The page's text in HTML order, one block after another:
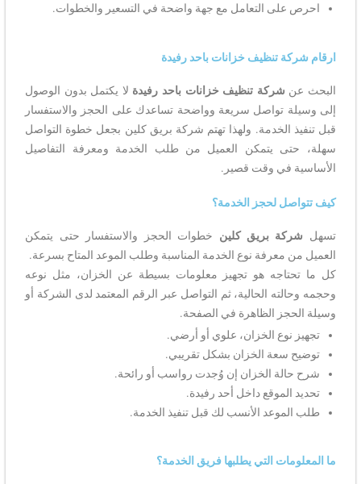
احرص على التعامل مع جهة واضحة في التسعير والخطوات.
ارقام شركة تنظيف خزانات باحد رفيدة
البحث عن شركة تنظيف خزانات باحد رفيدة لا يكتمل بدون الوصول
إلى وسيلة تواصل سريعة وواضحة تساعدك على الحجز والاستفسار
قبل تنفيذ الخدمة. ولهذا تهتم شركة بريق كلين بجعل خطوة التواصل
سهلة، حتى يتمكن العميل من طلب الخدمة ومعرفة التفاصيل
الأساسية في وقت قصير.
كيف تتواصل لحجز الخدمة؟
تسهل شركة بريق كلين خطوات الحجز والاستفسار حتى يتمكن
العميل من معرفة نوع الخدمة المناسبة وطلب الموعد المتاح بسرعة.
كل ما تحتاجه هو تجهيز معلومات بسيطة عن الخزان، مثل نوعه
وحجمه وحالته الحالية، ثم التواصل عبر الرقم المعتمد لدى الشركة أو
وسيلة الحجز الظاهرة في الصفحة.
تجهيز نوع الخزان، علوي أو أرضي.
توضيح سعة الخزان بشكل تقريبي.
شرح حالة الخزان إن وُجدت رواسب أو رائحة.
تحديد الموقع داخل أحد رفيدة.
طلب الموعد الأنسب لك قبل تنفيذ الخدمة.
ما المعلومات التي يطلبها فريق الخدمة؟